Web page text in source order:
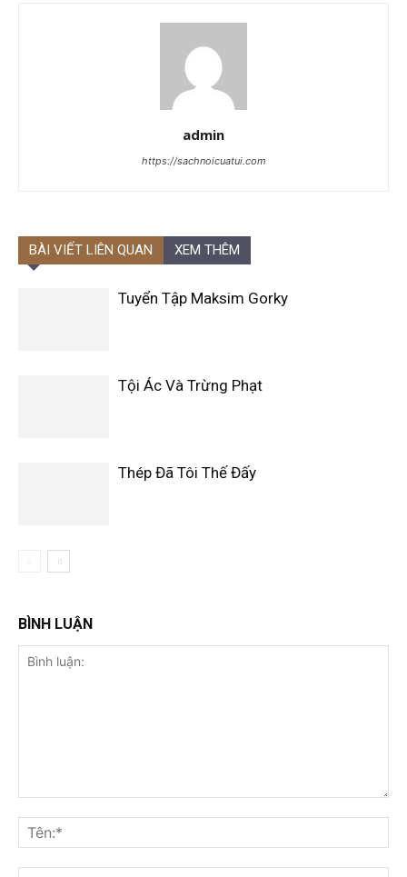
admin
https://sachnoicuatui.com
BÀI VIẾT LIÊN QUAN XEM THÊM
Tuyển Tập Maksim Gorky
Tội Ác Và Trừng Phạt
Thép Đã Tôi Thế Đấy
BÌNH LUẬN